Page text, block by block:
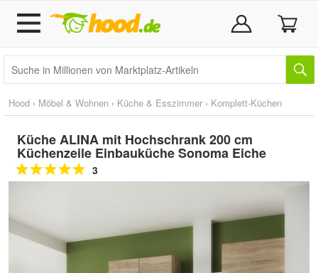
Hood › Möbel & Wohnen › Küche & Esszimmer › Komplett-Küchen
Küche ALINA mit Hochschrank 200 cm
Küchenzeile Einbauküche Sonoma Eiche
3